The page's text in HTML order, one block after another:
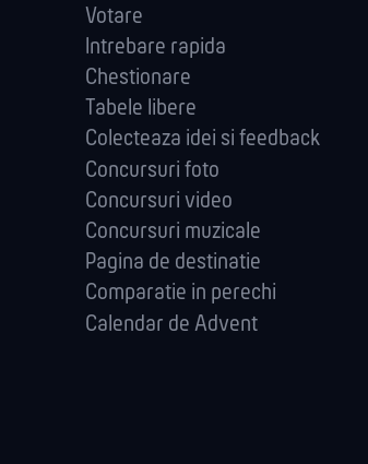
Votare
Intrebare rapida
Chestionare
Tabele libere
Colecteaza idei si feedback
Concursuri foto
Concursuri video
Concursuri muzicale
Pagina de destinatie
Comparatie in perechi
Calendar de Advent